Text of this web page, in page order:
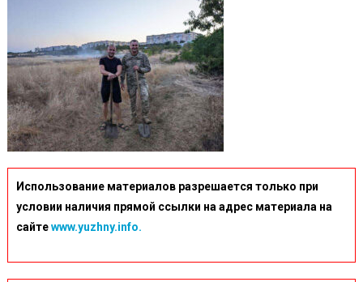
Использование материалов разрешается только при
условии наличия прямой ссылки на адрес материала на
сайтеwww.yuzhny.info.